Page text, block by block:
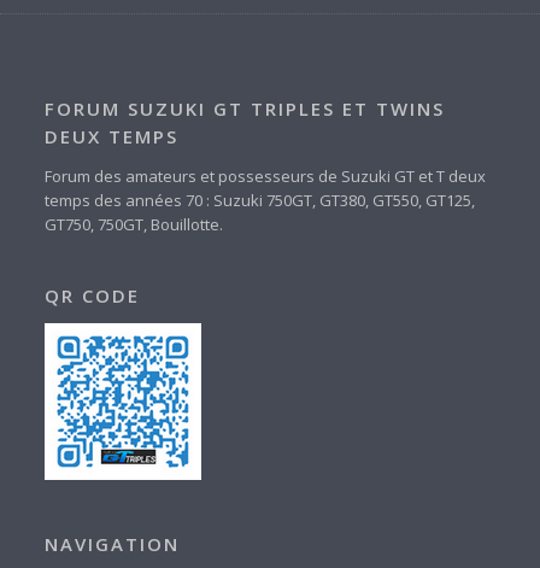
FORUM SUZUKI GT TRIPLES ET TWINS
DEUX TEMPS
Forum des amateurs et possesseurs de Suzuki GT et T deux
temps des années 70 : Suzuki 750GT, GT380, GT550, GT125,
GT750, 750GT, Bouillotte.
QR CODE
NAVIGATION